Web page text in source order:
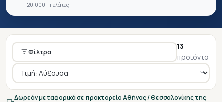
20.000+ πελάτες
Φίλτρα
13
προϊόντα
Δωρεάν μεταφορικά σε πρακτορείο Αθήνας / Θεσσαλονίκης της